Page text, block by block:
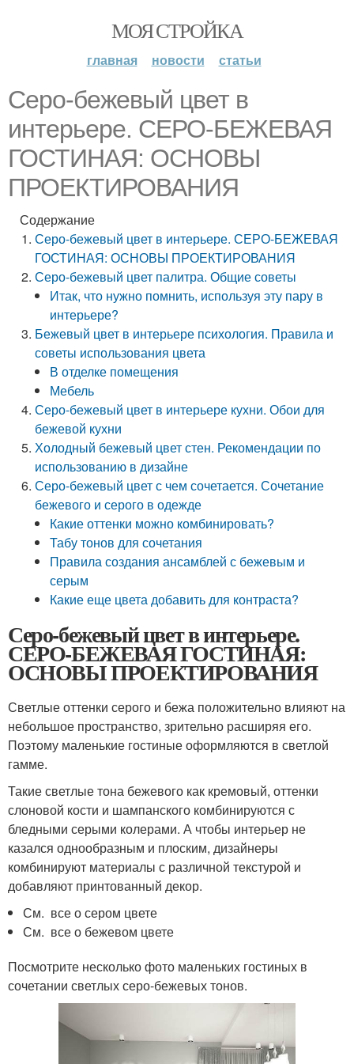
МОЯ СТРОЙКА
главная новости статьи
Серо-бежевый цвет в
интерьере. СЕРО-БЕЖЕВАЯ
ГОСТИНАЯ: ОСНОВЫ
ПРОЕКТИРОВАНИЯ
Содержание
Серо-бежевый цвет в интерьере. СЕРО-БЕЖЕВАЯ
ГОСТИНАЯ: ОСНОВЫ ПРОЕКТИРОВАНИЯ
Серо-бежевый цвет палитра. Общие советы
Итак, что нужно помнить, используя эту пару в
интерьере?
Бежевый цвет в интерьере психология. Правила и
советы использования цвета
В отделке помещения
Мебель
Серо-бежевый цвет в интерьере кухни. Обои для
бежевой кухни
Холодный бежевый цвет стен. Рекомендации по
использованию в дизайне
Серо-бежевый цвет с чем сочетается. Сочетание
бежевого и серого в одежде
Какие оттенки можно комбинировать?
Табу тонов для сочетания
Правила создания ансамблей с бежевым и
серым
Какие еще цвета добавить для контраста?
Серо-бежевый цвет в интерьере.
СЕРО-БЕЖЕВАЯ ГОСТИНАЯ:
ОСНОВЫ ПРОЕКТИРОВАНИЯ
Светлые оттенки серого и бежа положительно влияют на
небольшое пространство, зрительно расширяя его.
Поэтому маленькие гостиные оформляются в светлой
гамме.
Такие светлые тона бежевого как кремовый, оттенки
слоновой кости и шампанского комбинируются с
бледными серыми колерами. А чтобы интерьер не
казался однообразным и плоским, дизайнеры
комбинируют материалы с различной текстурой и
добавляют принтованный декор.
См. все о сером цвете
См. все о бежевом цвете
Посмотрите несколько фото маленьких гостиных в
сочетании светлых серо-бежевых тонов.